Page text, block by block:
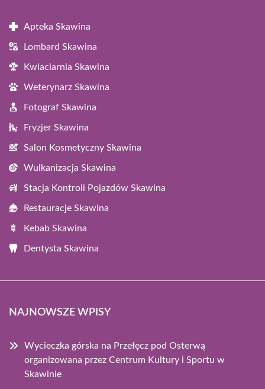
Apteka Skawina
Lombard Skawina
Kwiaciarnia Skawina
Weterynarz Skawina
Fotograf Skawina
Fryzjer Skawina
Salon Kosmetyczny Skawina
Wulkanizacja Skawina
Stacja Kontroli Pojazdów Skawina
Restauracje Skawina
Kebab Skawina
Dentysta Skawina
NAJNOWSZE WPISY
Wycieczka górska na Przełęcz pod Osterwą
organizowana przez Centrum Kultury i Sportu w
Skawinie